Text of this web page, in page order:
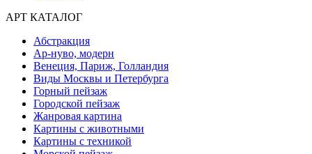
АРТ КАТАЛОГ
Абстракция
Ар-нуво, модерн
Венеция, Париж, Голландия
Виды Москвы и Петербурга
Горный пейзаж
Городской пейзаж
Жанровая картина
Картины с животными
Картины с техникой